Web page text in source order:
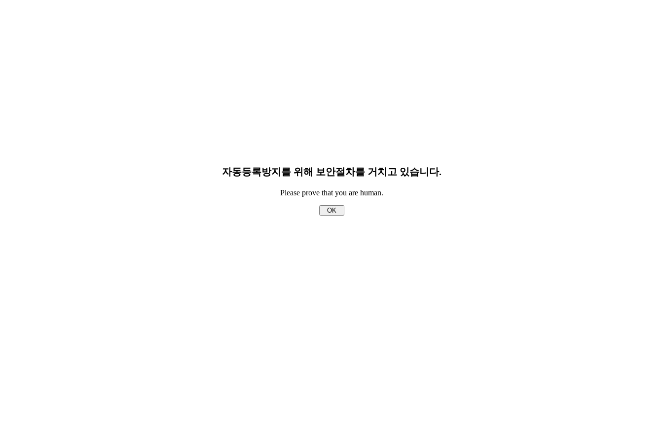
자동등록방지를 위해 보안절차를 거치고 있습니다.
Please prove that you are human.